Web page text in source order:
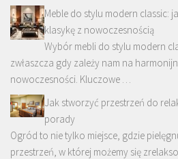
Meble do stylu modern classic:
klasykę z nowoczesnością
Wybór mebli do stylu modern
zwłaszcza gdy zależy nam na
nowoczesności. Kluczowe …
Jak stworzyć przestrzeń do
porady
Ogród to nie tylko miejsce, gdzie
przestrzeń, w której możemy się